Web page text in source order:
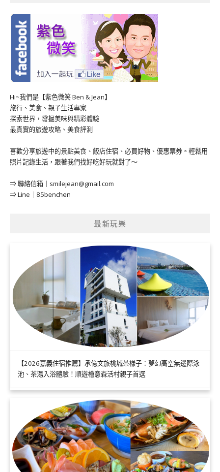
Hi~我們是【紫色微笑 Ben & Jean】
旅行、美食、親子生活專家
探索世界，發掘美味與精彩體驗
最真實的旅遊攻略、美食評測
喜歡分享旅遊中的景點美食、飯店住宿、必買好物、優惠票券。輕鬆用
照片記錄生活，跟著我們找好吃好玩就對了～
⇒ 聯絡信箱｜ smilejean@gmail.com
⇒ Line｜85benchen
最新玩樂
【2026嘉義住宿推薦】承億文旅桃城茶樣子：夢幻高空無邊際泳
池、茶湯入浴體驗！順遊檜意森活村親子首選